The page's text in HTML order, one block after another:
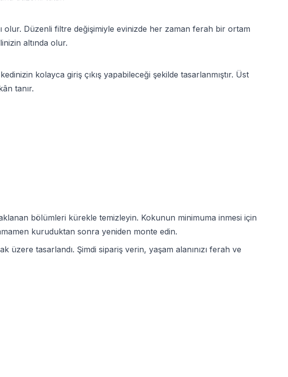
olur. Düzenli filtre değişimiyle evinizde her zaman ferah bir ortam
altında olur.
kolayca giriş çıkış yapabileceği şekilde tasarlanmıştır. Üst
tanır.
bölümleri kürekle temizleyin. Kokunun minimuma inmesi için
kuruduktan sonra yeniden monte edin.
tasarlandı. Şimdi sipariş verin, yaşam alanınızı ferah ve